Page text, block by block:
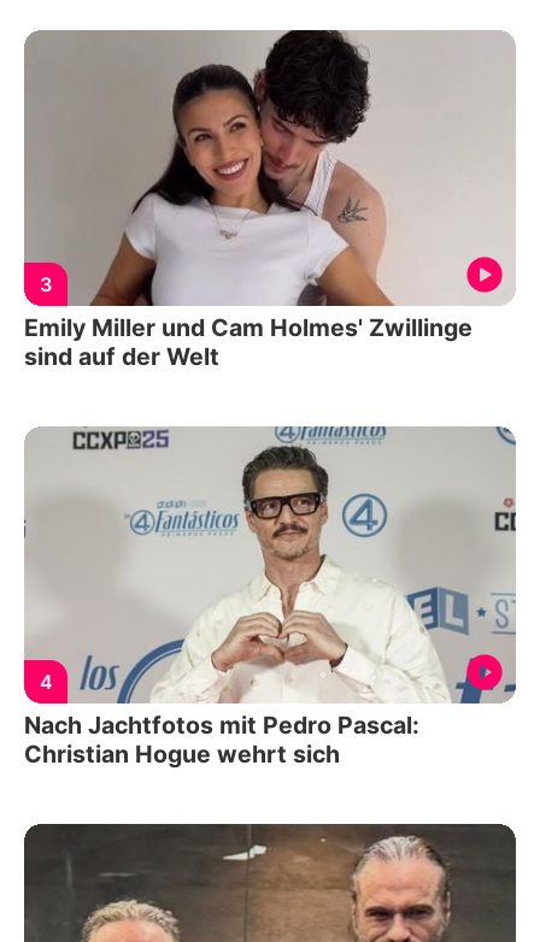
3
Emily Miller und Cam Holmes' Zwillinge
sind auf der Welt
4
Nach Jachtfotos mit Pedro Pascal:
Christian Hogue wehrt sich